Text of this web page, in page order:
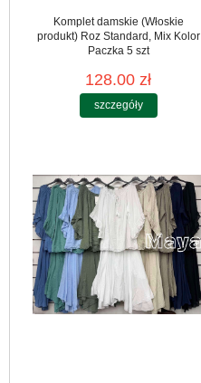
Komplet damskie (Włoskie
produkt) Roz Standard, Mix Kolor
Paczka 5 szt
128.00 zł
szczegóły